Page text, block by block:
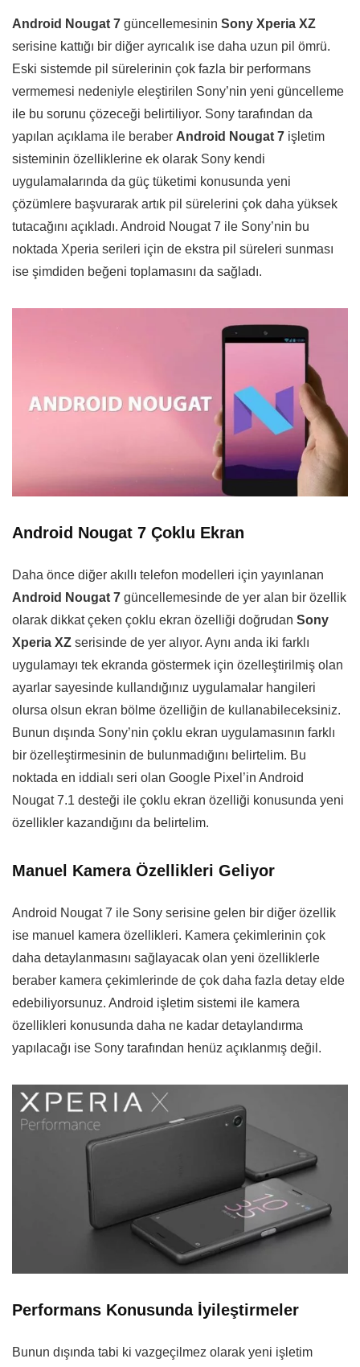
Android Nougat 7 güncellemesinin Sony Xperia XZ
serisine kattığı bir diğer ayrıcalık ise daha uzun pil ömrü.
Eski sistemde pil sürelerinin çok fazla bir performans
vermemesi nedeniyle eleştirilen Sony’nin yeni güncelleme
ile bu sorunu çözeceği belirtiliyor. Sony tarafından da
yapılan açıklama ile beraber Android Nougat 7 işletim
sisteminin özelliklerine ek olarak Sony kendi
uygulamalarında da güç tüketimi konusunda yeni
çözümlere başvurarak artık pil sürelerini çok daha yüksek
tutacağını açıkladı. Android Nougat 7 ile Sony’nin bu
noktada Xperia serileri için de ekstra pil süreleri sunması
ise şimdiden beğeni toplamasını da sağladı.
Android Nougat 7 Çoklu Ekran
Daha önce diğer akıllı telefon modelleri için yayınlanan
Android Nougat 7 güncellemesinde de yer alan bir özellik
olarak dikkat çeken çoklu ekran özelliği doğrudan Sony
Xperia XZ serisinde de yer alıyor. Aynı anda iki farklı
uygulamayı tek ekranda göstermek için özelleştirilmiş olan
ayarlar sayesinde kullandığınız uygulamalar hangileri
olursa olsun ekran bölme özelliğin de kullanabileceksiniz.
Bunun dışında Sony’nin çoklu ekran uygulamasının farklı
bir özelleştirmesinin de bulunmadığını belirtelim. Bu
noktada en iddialı seri olan Google Pixel’in Android
Nougat 7.1 desteği ile çoklu ekran özelliği konusunda yeni
özellikler kazandığını da belirtelim.
Manuel Kamera Özellikleri Geliyor
Android Nougat 7 ile Sony serisine gelen bir diğer özellik
ise manuel kamera özellikleri. Kamera çekimlerinin çok
daha detaylanmasını sağlayacak olan yeni özelliklerle
beraber kamera çekimlerinde de çok daha fazla detay elde
edebiliyorsunuz. Android işletim sistemi ile kamera
özellikleri konusunda daha ne kadar detaylandırma
yapılacağı ise Sony tarafından henüz açıklanmış değil.
Performans Konusunda İyileştirmeler
Bunun dışında tabi ki vazgeçilmez olarak yeni işletim